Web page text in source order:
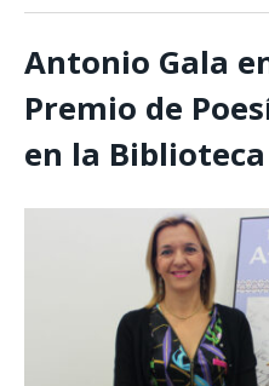
Antonio Gala
Premio de
en la